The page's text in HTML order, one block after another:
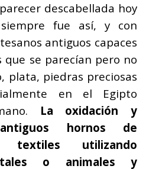
descabellada hoy
fue así, y con
antiguos capaces
se parecían pero no
plata, piedras preciosas
en el Egipto
La oxidación y
hornos de
textiles utilizando
o animales y